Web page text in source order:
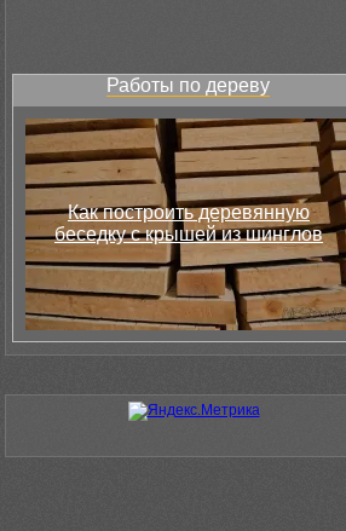
Работы по дереву
Как построить деревянную
беседку с крышей из шинглов